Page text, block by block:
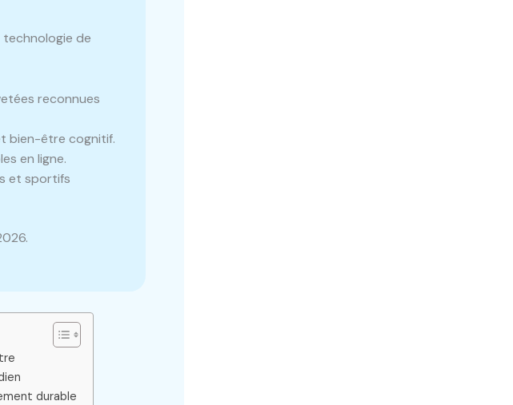
de
reconnues
bien-être cognitif.
en ligne.
et sportifs
durable